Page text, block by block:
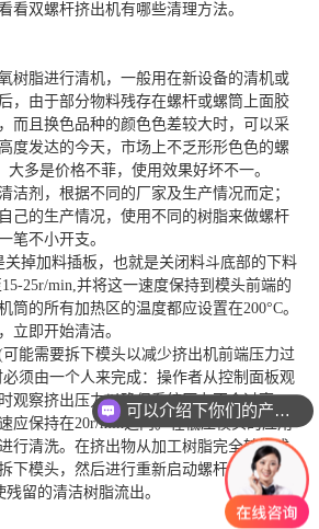
看双螺杆挤出机有哪些清理方法。
树脂进行清机，一般用在新设备的清机或
，由于部分物料残存在螺杆或螺筒上面胶
而且换色品种的颜色色差较大时，可以采
度发达的今天，市场上不乏形形色色的螺
多是价格不菲，使用效果好坏不一。
洁剂，根据不同的厂家及生产情况而定；
己的生产情况，使用不同的树脂来做螺杆
笔不小开支。
关掉加料插板，也就是关闭料斗底部的下料
25r/min,并将这一速度保持到模头前端的
筒的所有加热区的温度都应设置在200°C。
立即开始清洁。
能需要拆下模头以减少挤出机前端压力过
须由一个人来完成：操作者从控制面板观
观察挤出压力以确保系统压力不会过高。
应保持在20r/min之内。在低压模头的应用
行清洗。在挤出物从加工树脂完全转换成
下模头，然后进行重新启动螺杆(转速在
留的清洁树脂流出。
可以介绍下你们的产品么？